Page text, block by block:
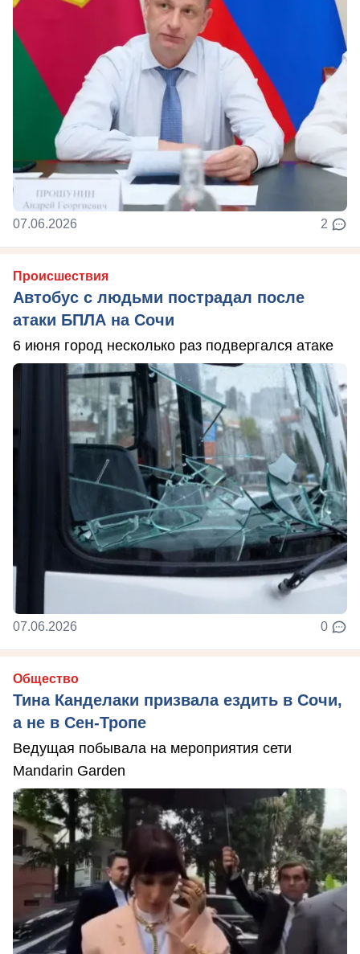
07.06.2026 2
Происшествия
Автобус с людьми пострадал после
атаки БПЛА на Сочи
6 июня город несколько раз подвергался атаке
07.06.2026 0
Общество
Тина Канделаки призвала ездить в Сочи,
а не в Сен-Тропе
Ведущая побывала на мероприятия сети
Mandarin Garden